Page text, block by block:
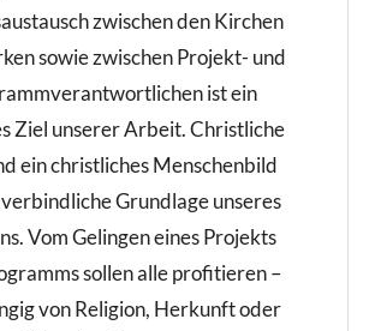
zwischen den Kirchen
sowie zwischen Projekt- und
ist ein
Ziel unserer Arbeit. Christliche
ein christliches Menschenbild
Grundlage unseres
Vom Gelingen eines Projekts
sollen alle profitieren –
von Religion, Herkunft oder